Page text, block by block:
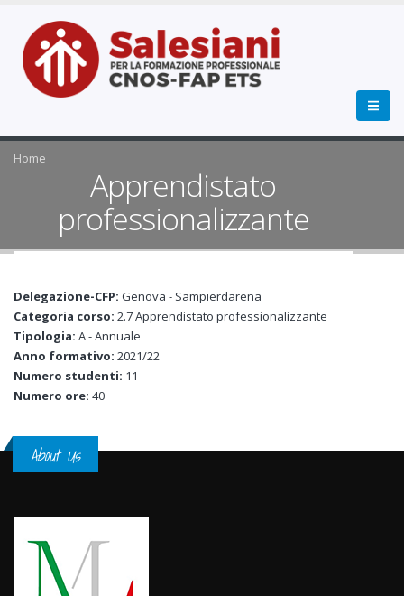
Home
Apprendistato
professionalizzante
Delegazione-CFP: Genova - Sampierdarena
Categoria corso: 2.7 Apprendistato professionalizzante
Tipologia: A - Annuale
Anno formativo: 2021/22
Numero studenti: 11
Numero ore: 40
About Us